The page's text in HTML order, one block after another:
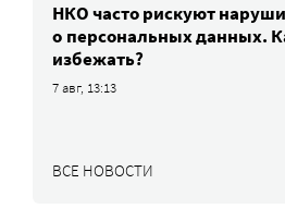
НКО часто рискуют
о персональных данных.
избежать?
7 авг, 13:13
ВСЕ НОВОСТИ